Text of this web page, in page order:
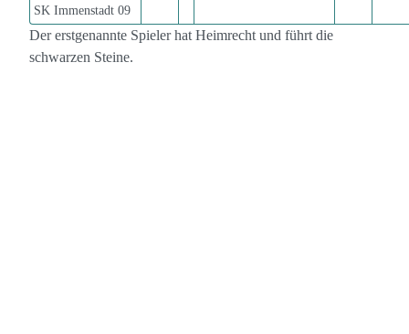
SK Immenstadt 09
Der erstgenannte Spieler hat Heimrecht und führt die
schwarzen Steine.